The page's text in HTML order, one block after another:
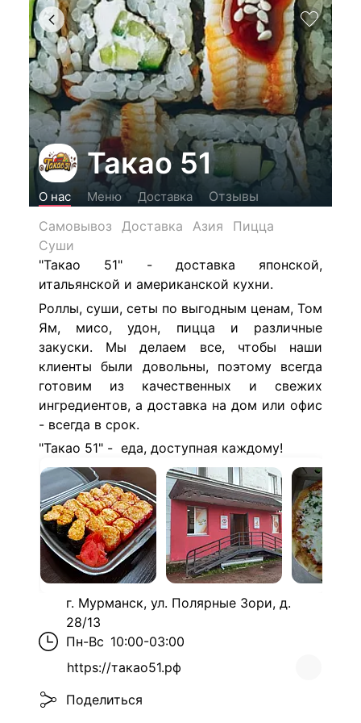
Такао 51
О нас Меню Доставка
Отзывы
Самовывоз
Доставка Азия
Пицца
Суши
"Такао 51" - доставка японской,
итальянской и американской кухни.
Роллы, суши, сеты по выгодным ценам, Том
Ям, мисо, удон, пицца и различные
закуски. Мы делаем все, чтобы наши
клиенты были довольны, поэтому всегда
готовим из качественных и свежих
ингредиентов, а доставка на дом или офис
- всегда в срок.
"Такао 51" - еда, доступная каждому!
г. Мурманск, ул. Полярные Зори, д.
28/13
Пн-Вс 10:00-03:00
https://такао51.рф
Поделиться